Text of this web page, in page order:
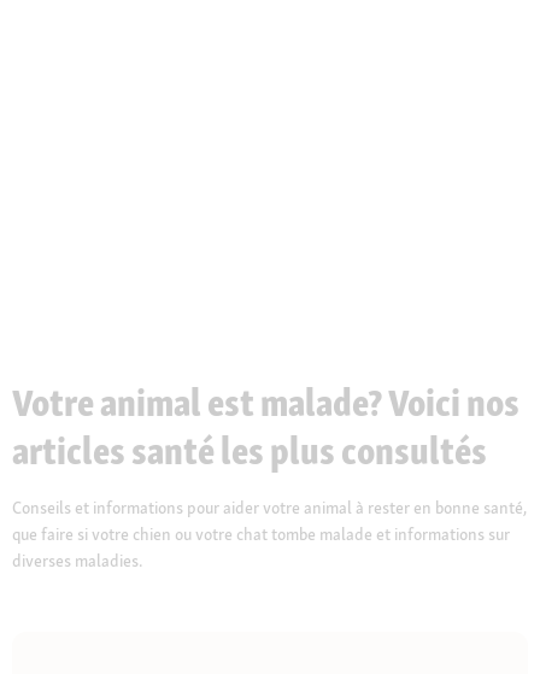
Votre animal est malade? Voici nos
articles santé les plus consultés
Conseils et informations pour aider votre animal à rester en bonne santé,
que faire si votre chien ou votre chat tombe malade et informations sur
diverses maladies.